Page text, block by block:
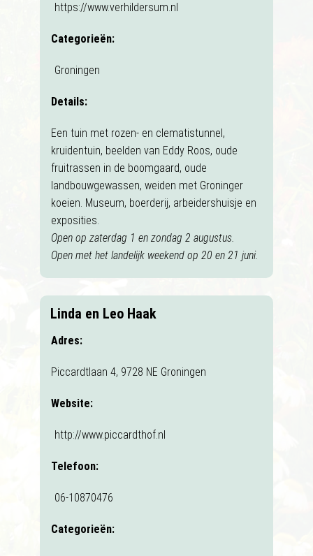
https://www.verhildersum.nl
Categorieën:
Groningen
Details:
Een tuin met rozen- en clematistunnel,
kruidentuin, beelden van Eddy Roos, oude
fruitrassen in de boomgaard, oude
landbouwgewassen, weiden met Groninger
koeien. Museum, boerderij, arbeidershuisje en
exposities.
Open op zaterdag 1 en zondag 2 augustus.
Open met het landelijk weekend op 20 en 21 juni.
Linda en Leo Haak
Adres:
Piccardtlaan 4, 9728 NE Groningen
Website:
http://www.piccardthof.nl
Telefoon:
06-10870476
Categorieën: